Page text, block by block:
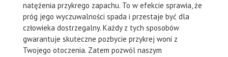
natężenia przykrego zapachu. To w efekcie sprawia, że
próg jego wyczuwalności spada i przestaje być dla
człowieka dostrzegalny. Każdy z tych sposobów
gwarantuje skuteczne pozbycie przykrej woni z
Twojego otoczenia. Zatem pozwól naszym